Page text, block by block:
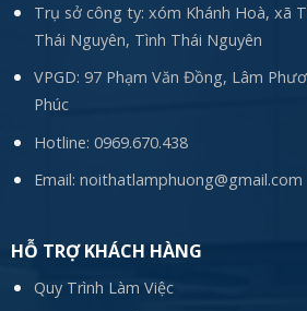
Trụ sở công ty: xóm Khánh Hoà, xã
Thái Nguyên, Tình Thái Nguyên
VPGD: 97 Phạm Văn Đồng, Lâm
Phúc
Hotline: 0969.670.438
Email: noithatlamphuong@gmail.com
HỖ TRỢ KHÁCH HÀNG
Quy Trình Làm Việc